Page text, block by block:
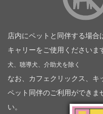
店内にペットと同伴する場合
キャリーをご使用くださいま
犬、聴導犬、介助犬を除く
なお、カフェクリックス、キ
ペット同伴のご利用ができま
い。